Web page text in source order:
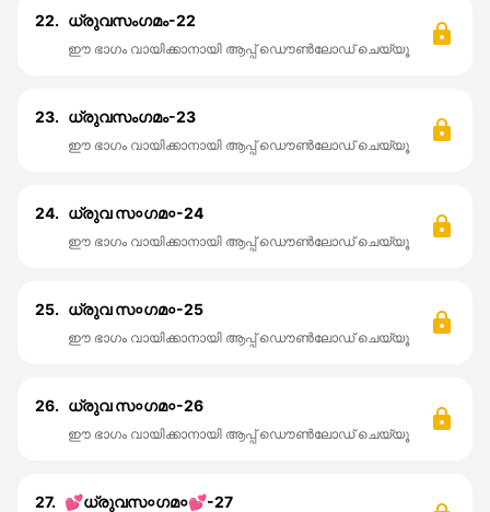
22. ധ്രുവസംഗമം-22
ഈ ഭാഗം വായിക്കാനായി ആപ്പ് ഡൌൺലോഡ് ചെയ്യൂ
23. ധ്രുവസംഗമം-23
ഈ ഭാഗം വായിക്കാനായി ആപ്പ് ഡൌൺലോഡ് ചെയ്യൂ
24. ധ്രുവ സ०ഗമ०-24
ഈ ഭാഗം വായിക്കാനായി ആപ്പ് ഡൌൺലോഡ് ചെയ്യൂ
25. ധ്രുവ സ०ഗമ०-25
ഈ ഭാഗം വായിക്കാനായി ആപ്പ് ഡൌൺലോഡ് ചെയ്യൂ
26. ധ്രുവ സ०ഗമ०-26
ഈ ഭാഗം വായിക്കാനായി ആപ്പ് ഡൌൺലോഡ് ചെയ്യൂ
27. 💕ധ്രുവസ०ഗമ०💕-27